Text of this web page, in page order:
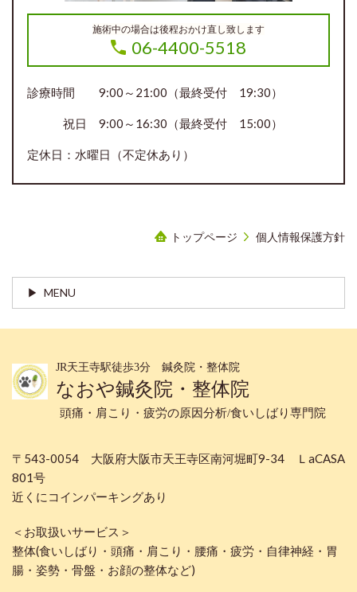
施術中の場合は後程おかけ直し致します
06-4400-5518
診療時間 9:00～21:00（最終受付 19:30）
祝日 9:00～16:30（最終受付 15:00）
定休日：水曜日（不定休あり）
トップページ 個人情報保護方針
MENU
JR天王寺駅徒歩3分 鍼灸院・整体院
なおや鍼灸院・整体院
頭痛・肩こり・疲労の原因分析/食いしばり専門院
〒543-0054 大阪府大阪市天王寺区南河堀町9-34 ＬaCASA
801号
近くにコインパーキングあり
＜お取扱いサービス＞
整体(食いしばり・頭痛・肩こり・腰痛・疲労・自律神経・胃
腸・姿勢・骨盤・お顔の整体など)